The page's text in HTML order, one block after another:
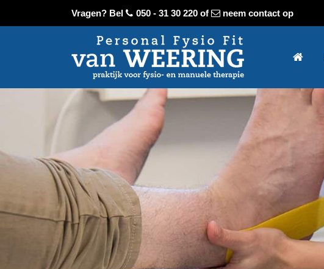
Vragen? Bel 050 - 31 30 220 of neem contact op